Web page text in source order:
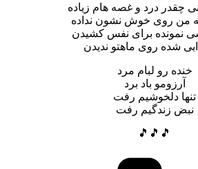
چقدر درد و غصه هام زیاده
من روی خوش نشون نداده
نمونده برای نفس کشیدن
شده روی ماهتو ندیدن
خنده رو لبام مرد
آرزومو باد برد
تنها دلخوشیم رفت
نبض زندگیم رفت
🎵🎵🎵